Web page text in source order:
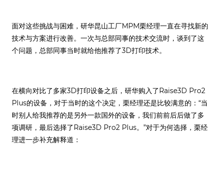
面对这些挑战与困难，研华昆山工厂MPM栗经理一直在寻找新的
技术与方案进行改善。一次与总部同事的技术交流时，谈到了这
个问题，总部同事当时就给他推荐了3D打印技术。
在横向对比了多家3D打印设备之后，研华购入了Raise3D Pro2
Plus的设备，对于当时的这个决定，栗经理还是比较满意的：“当
时别人给我推荐的是另外一款国外的设备，我们前前后后做了多
项调研，最后选择了Raise3D Pro2 Plus。”对于为何选择，栗经
理进一步补充解释道：